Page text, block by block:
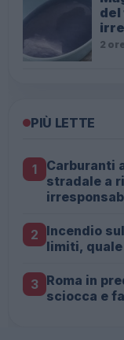
del
2
PIÙ LETTE
1
Carburanti
stradale a
2 Incendio
limiti,
3 Roma in
sciocca e